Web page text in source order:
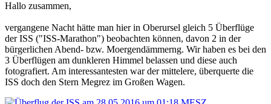
Hallo zusammen,
vergangene Nacht hätte man hier in Oberursel gleich 5 Überflüge
der ISS ("ISS-Marathon") beobachten können, davon 2 in der
bürgerlichen Abend- bzw. Moergendämmerng. Wir haben es bei den
3 Überflügen am dunkleren Himmel belassen und diese auch
fotografiert. Am interessantesten war der mittelere, überquerte die
ISS doch den Stern Megrez im Großen Wagen.